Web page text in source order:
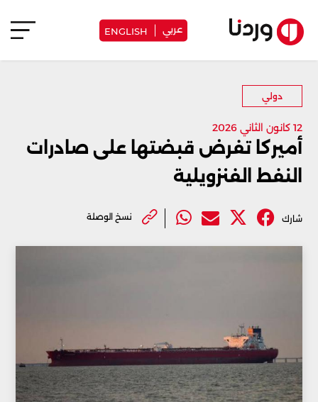
عربي ENGLISH
دولي
12 كانون الثاني 2026
أميركا تفرض قبضتها على صادرات
النفط الفنزويلية
شارك نسخ الوصلة